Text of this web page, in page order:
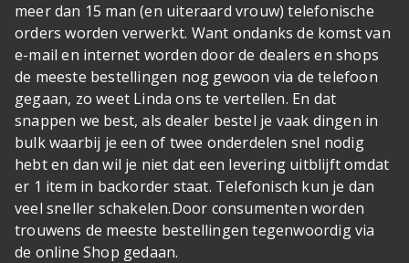
meer dan 15 man (en uiteraard vrouw) telefonische
orders worden verwerkt. Want ondanks de komst van
e-mail en internet worden door de dealers en shops
de meeste bestellingen nog gewoon via de telefoon
gegaan, zo weet Linda ons te vertellen. En dat
snappen we best, als dealer bestel je vaak dingen in
bulk waarbij je een of twee onderdelen snel nodig
hebt en dan wil je niet dat een levering uitblijft omdat
er 1 item in backorder staat. Telefonisch kun je dan
veel sneller schakelen.Door consumenten worden
trouwens de meeste bestellingen tegenwoordig via
de online Shop gedaan.